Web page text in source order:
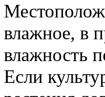
влажное, в
влажность
Если